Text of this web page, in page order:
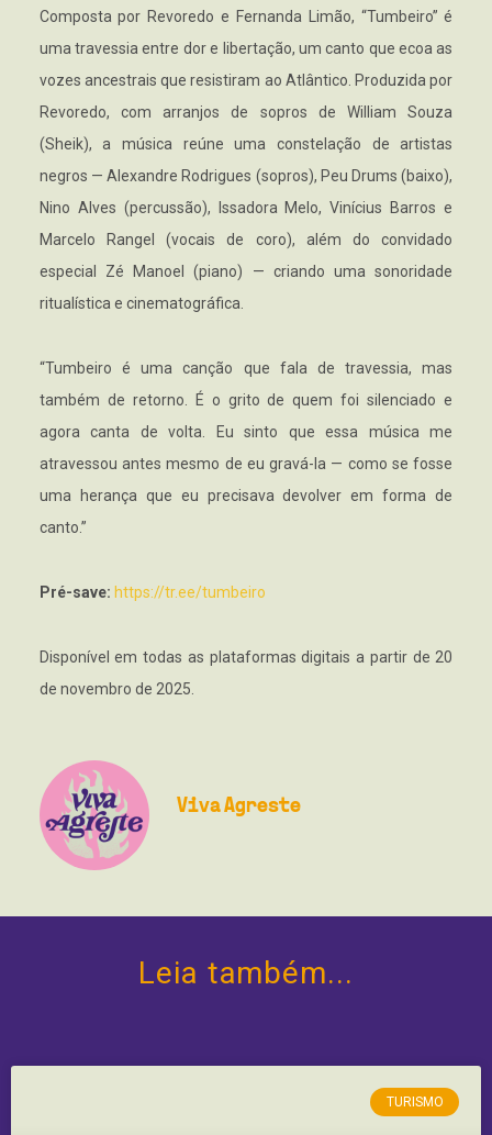
Composta por Revoredo e Fernanda Limão, “Tumbeiro” é
uma travessia entre dor e libertação, um canto que ecoa as
vozes ancestrais que resistiram ao Atlântico. Produzida por
Revoredo, com arranjos de sopros de William Souza
(Sheik), a música reúne uma constelação de artistas
negros — Alexandre Rodrigues (sopros), Peu Drums (baixo),
Nino Alves (percussão), Issadora Melo, Vinícius Barros e
Marcelo Rangel (vocais de coro), além do convidado
especial Zé Manoel (piano) — criando uma sonoridade
ritualística e cinematográfica.
“Tumbeiro é uma canção que fala de travessia, mas
também de retorno. É o grito de quem foi silenciado e
agora canta de volta. Eu sinto que essa música me
atravessou antes mesmo de eu gravá-la — como se fosse
uma herança que eu precisava devolver em forma de
canto.”
Pré-save: https://tr.ee/tumbeiro
Disponível em todas as plataformas digitais a partir de 20
de novembro de 2025.
Viva Agreste
Leia também...
TURISMO